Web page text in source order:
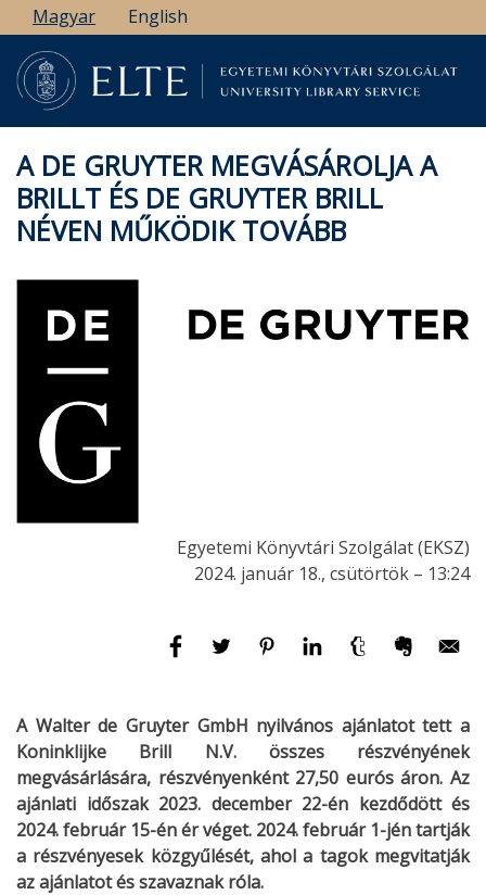
Ugrás
a
tartalomra
Magyar English
A DE GRUYTER MEGVÁSÁROLJA A
BRILLT ÉS DE GRUYTER BRILL
NÉVEN MŰKÖDIK TOVÁBB
Egyetemi Könyvtári Szolgálat (EKSZ)
2024. január 18., csütörtök – 13:24
A Walter de Gruyter GmbH nyilvános ajánlatot tett a
Koninklijke Brill N.V. összes részvényének
megvásárlására, részvényenként 27,50 eurós áron. Az
ajánlati időszak 2023. december 22-én kezdődött és
2024. február 15-én ér véget. 2024. február 1-jén tartják
a részvényesek közgyűlését, ahol a tagok megvitatják
az ajánlatot és szavaznak róla.